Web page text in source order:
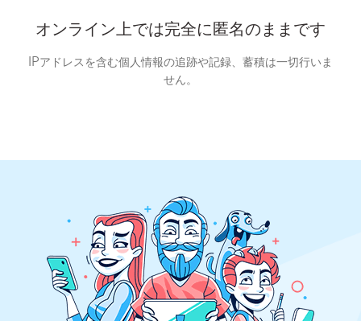
オンライン上では完全に匿名のままです
IPアドレスを含む個人情報の追跡や記録、蓄積は一切行いま
せん。